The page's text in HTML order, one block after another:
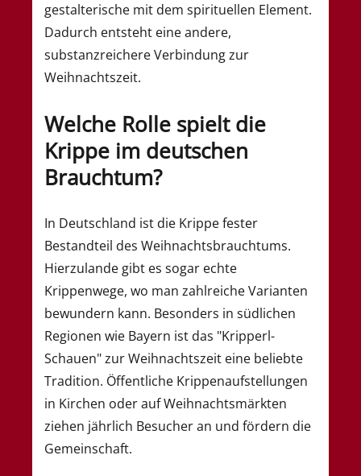
gestalterische mit dem spirituellen Element.
Dadurch entsteht eine andere,
substanzreichere Verbindung zur
Weihnachtszeit.
Welche Rolle spielt die
Krippe im deutschen
Brauchtum?
In Deutschland ist die Krippe fester
Bestandteil des Weihnachtsbrauchtums.
Hierzulande gibt es sogar echte
Krippenwege, wo man zahlreiche Varianten
bewundern kann. Besonders in südlichen
Regionen wie Bayern ist das "Kripperl-
Schauen" zur Weihnachtszeit eine beliebte
Tradition. Öffentliche Krippenaufstellungen
in Kirchen oder auf Weihnachtsmärkten
ziehen jährlich Besucher an und fördern die
Gemeinschaft.